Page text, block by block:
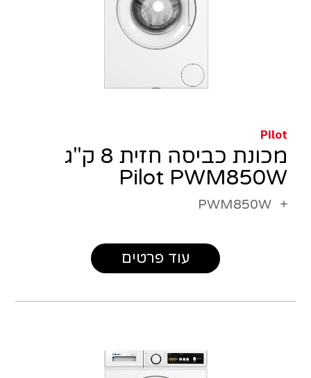
Pilot
מכונת כביסה חזית 8 ק"ג
Pilot PWM850W
PWM850W
עוד פרטים